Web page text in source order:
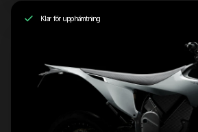
Klar för upphämtning